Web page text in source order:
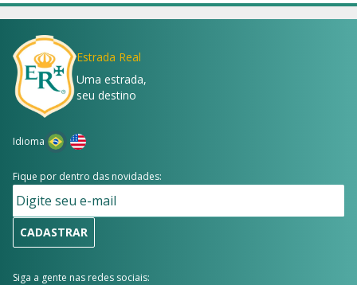
Estrada Real
Uma estrada,
seu destino
Idioma
Fique por dentro das novidades:
CADASTRAR
Siga a gente nas redes sociais: